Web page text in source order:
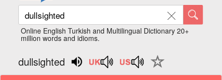
Online English Turkish and Multilingual Dictionary 20+
million words and idioms.
dullsighted